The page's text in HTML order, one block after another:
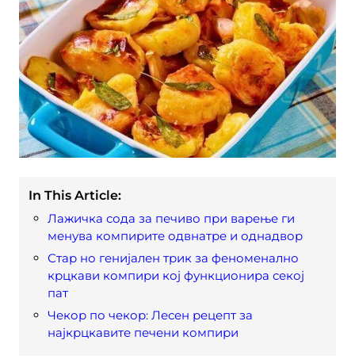
In This Article:
Лажичка сода за печиво при варење ги
менува компирите одвнатре и однадвор
Стар но генијален трик за феноменално
крцкави компири кој функционира секој
пат
Чекор по чекор: Лесен рецепт за
најкрцкавите печени компири